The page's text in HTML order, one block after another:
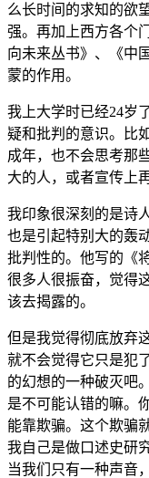
么长时间的求知的欲
强。再加上西方各个
向未来丛书》、《中
蒙的作用。
我上大学时已经24岁
疑和批判的意识。比
成年，也不会思考那
大的人，或者宣传上
我印象很深刻的是诗
也是引起特别大的轰
批判性的。他写的《
很多人很振奋，觉得
该去揭露的。
但是我觉得彻底放弃
就不会觉得它只是犯
的幻想的一种破灭吧
是不可能认错的嘛。
能靠欺骗。这个欺骗
我自己是做口述史研
当我们只有一种声音